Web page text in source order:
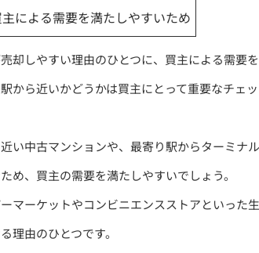
による需要を満たしやすいため
却しやすい理由のひとつに、買主による需要
から近いかどうかは買主にとって重要なチェ
い中古マンションや、最寄り駅からターミナ
め、買主の需要を満たしやすいでしょう。
マーケットやコンビニエンスストアといった
理由のひとつです。